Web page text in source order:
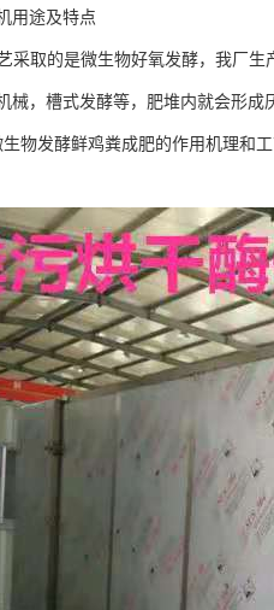
用途及特点
采取的是微生物好氧发酵，我厂
械，槽式发酵等，肥堆内就会形
生物发酵鲜鸡粪成肥的作用机理和